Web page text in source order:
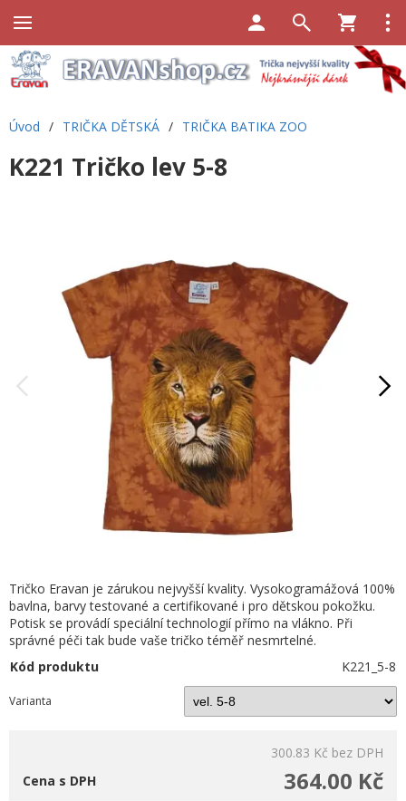
Úvod / TRIČKA DĚTSKÁ / TRIČKA BATIKA ZOO
K221 Tričko lev 5-8
Tričko Eravan je zárukou nejvyšší kvality. Vysokogramážová 100%
bavlna, barvy testované a certifikované i pro dětskou pokožku.
Potisk se provádí speciální technologií přímo na vlákno. Při
správné péči tak bude vaše tričko téměř nesmrtelné.
Kód produktu
K221_5-8
Varianta
300.83 Kč bez DPH
364.00 Kč
Cena s DPH